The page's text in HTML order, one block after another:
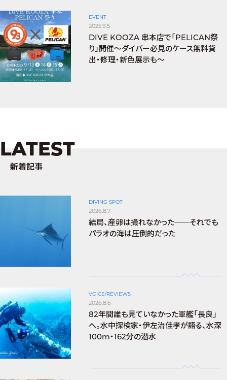
EVENT
2025.9.5
DIVE KOOZA 串本店で「PELICAN祭
り」開催～ダイバー必見のケース無料貸
出・修理・新色展示も～
LATEST
新着記事
DIVING SPOT
2026.8.7
結局、産卵は撮れなかった──それでも
パラオの海は圧倒的だった
VOICE/REVIEWS
2026.8.6
82年間誰も見ていなかった軍艦「長良」
へ。水中探検家・伊左治佳孝が語る、水深
100m・162分の潜水